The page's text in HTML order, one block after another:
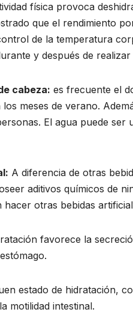
física provoca
que el rendimiento
de la temperatura
y después de realizar
cabeza: es frecuente el
meses de verano.
El agua puede
A diferencia de otras
aditivos químicos de
otras bebidas
favorece la
estado de hidratación,
motilidad intestinal.